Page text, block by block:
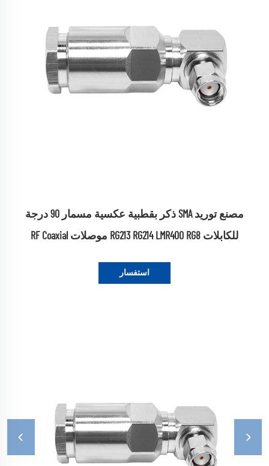
مصنع توريد SMA ذكر بقطبية عكسية مسمار 90 درجة
للكابلات RG213 RG214 LMR400 RG8 موصلات RF Coaxial
استفسار